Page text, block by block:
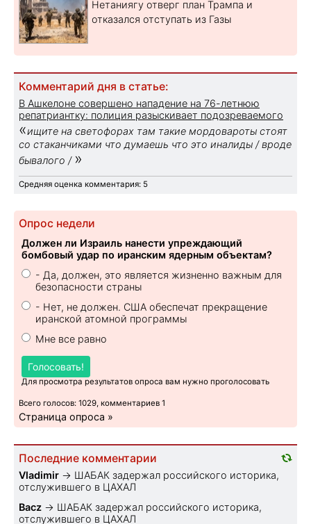
Нетаниягу отверг план Трампа и
отказался отступать из Газы
Комментарий дня в статье:
В Ашкелоне совершено нападение на 76-летнюю
репатриантку: полиция разыскивает подозреваемого
«ищите на светофорах там такие мордовароты стоят
со стаканчиками что думаешь что это иналиды / вроде
бывалого / »
Средняя оценка комментария: 5
Опрос недели
Должен ли Израиль нанести упреждающий
бомбовый удар по иранским ядерным объектам?
- Да, должен, это является жизненно важным для
безопасности страны
- Нет, не должен. США обеспечат прекращение
иранской атомной программы
Мне все равно
Голосовать!
Для просмотра результатов опроса вам нужно проголосовать
Всего голосов: 1029, комментариев 1
Страница опроса »
Последние комментарии
Vladimir → ШАБАК задержал российского историка,
отслужившего в ЦАХАЛ
Bacz → ШАБАК задержал российского историка,
отслужившего в ЦАХАЛ